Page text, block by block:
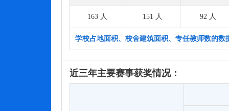
163 人 151 人 92 人
学校占地面积、校舍建筑面积、专任教师数的数
近三年主要赛事获奖情况：